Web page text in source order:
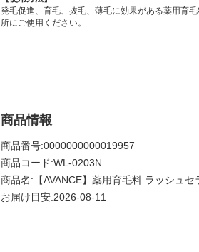
発毛促進、育毛、抜毛、薄毛に効果がある薬用育
所にご使用ください。
商品情報
商品番号:0000000000019957
商品コード:WL-0203N
商品名:【AVANCE】薬用育毛料 ラッシュセ
お届け目安:2026-08-11